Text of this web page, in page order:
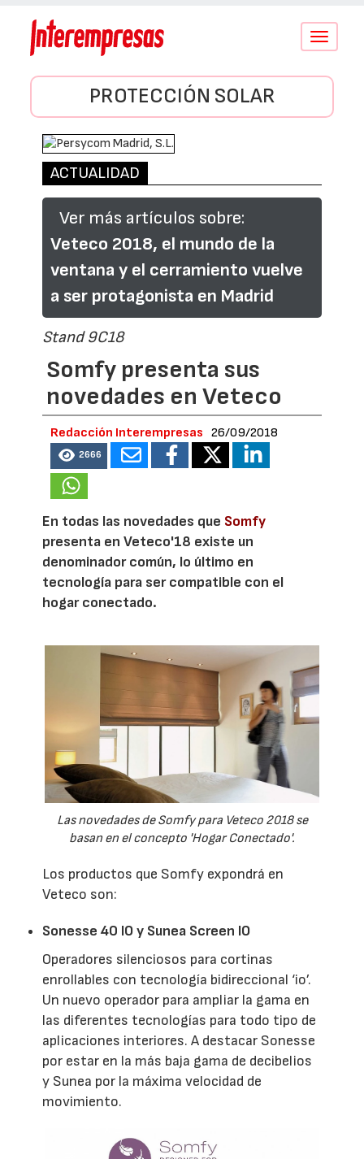
Conmutar
PROTECCIÓN SOLAR
ACTUALIDAD
Ver más artículos sobre:
Veteco 2018, el mundo de la
ventana y el cerramiento vuelve
a ser protagonista en Madrid
Stand 9C18
Somfy presenta sus
novedades en Veteco
Redacción Interempresas 26/09/2018
2666
En todas las novedades que Somfy
presenta en Veteco'18 existe un
denominador común, lo último en
tecnología para ser compatible con el
hogar conectado.
Las novedades de Somfy para Veteco 2018 se
basan en el concepto 'Hogar Conectado'.
Los productos que Somfy expondrá en
Veteco son:
Sonesse 40 IO y Sunea Screen IO
Operadores silenciosos para cortinas
enrollables con tecnología bidireccional ‘io’.
Un nuevo operador para ampliar la gama en
las diferentes tecnologías para todo tipo de
aplicaciones interiores. A destacar Sonesse
por estar en la más baja gama de decibelios
y Sunea por la máxima velocidad de
movimiento.